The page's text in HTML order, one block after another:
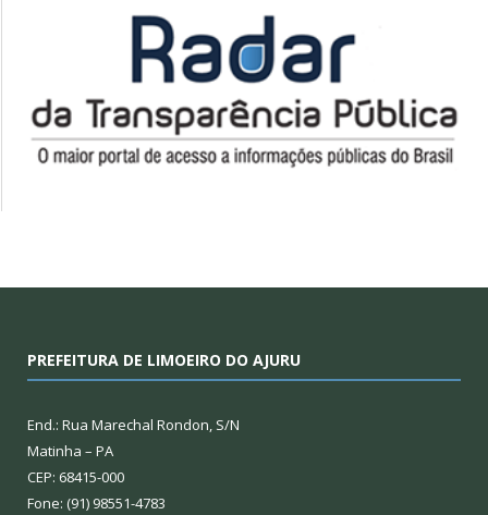
PREFEITURA DE LIMOEIRO DO AJURU
End.: Rua Marechal Rondon, S/N
Matinha – PA
CEP: 68415-000
Fone: (91) 98551-4783